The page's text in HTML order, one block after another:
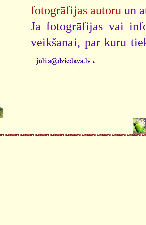
fotogrāfijas autoru un
Ja fotogrāfijas vai
veikšanai, par kuru
.